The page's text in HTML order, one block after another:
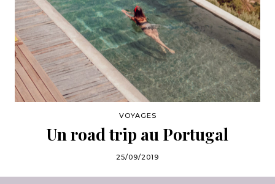
VOYAGES
Un road trip au Portugal
25/09/2019